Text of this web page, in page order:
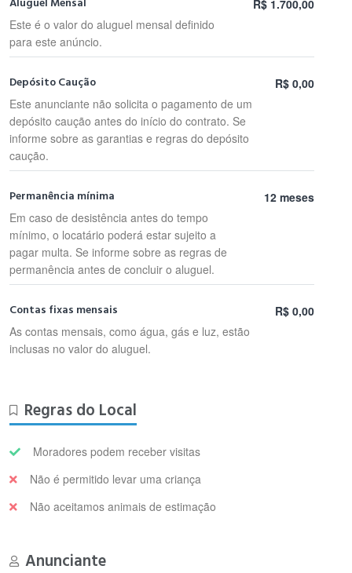
Aluguel Mensal
Este é o valor do aluguel mensal definido
para este anúncio.
R$ 1.700,00
Depósito Caução
Este anunciante não solicita o pagamento de um
depósito caução antes do início do contrato. Se
informe sobre as garantias e regras do depósito
caução.
R$ 0,00
Permanência mínima
Em caso de desistência antes do tempo
mínimo, o locatário poderá estar sujeito a
pagar multa. Se informe sobre as regras de
permanência antes de concluir o aluguel.
12 meses
Contas fixas mensais
As contas mensais, como água, gás e luz, estão
inclusas no valor do aluguel.
R$ 0,00
Regras do Local
Moradores podem receber visitas
Não é permitido levar uma criança
Não aceitamos animais de estimação
Anunciante